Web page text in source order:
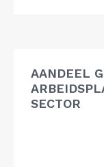
AANDEEL
SECTOR